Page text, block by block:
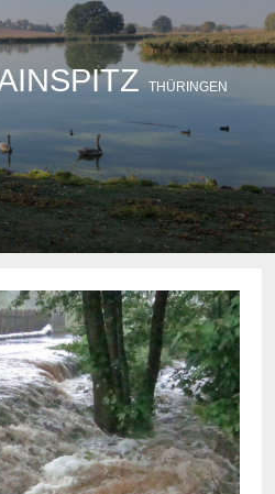
THÜRINGEN